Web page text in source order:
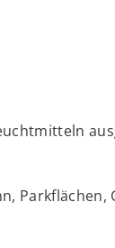
Parkflächen,